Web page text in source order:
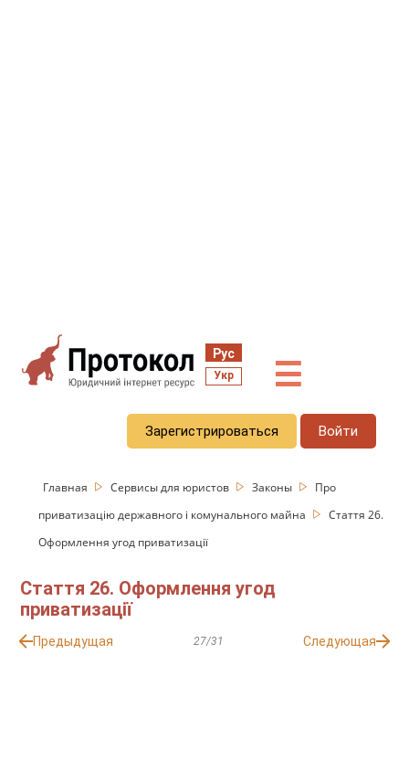
Рус
Укр ☰
Зарегистрироваться Войти
Главная Сервисы для юристов Законы
Про
приватизацію державного і комунального майна
Стаття 26.
Оформлення угод приватизації
Стаття 26. Оформлення угод
приватизації
Предыдущая 27/31 Следующая